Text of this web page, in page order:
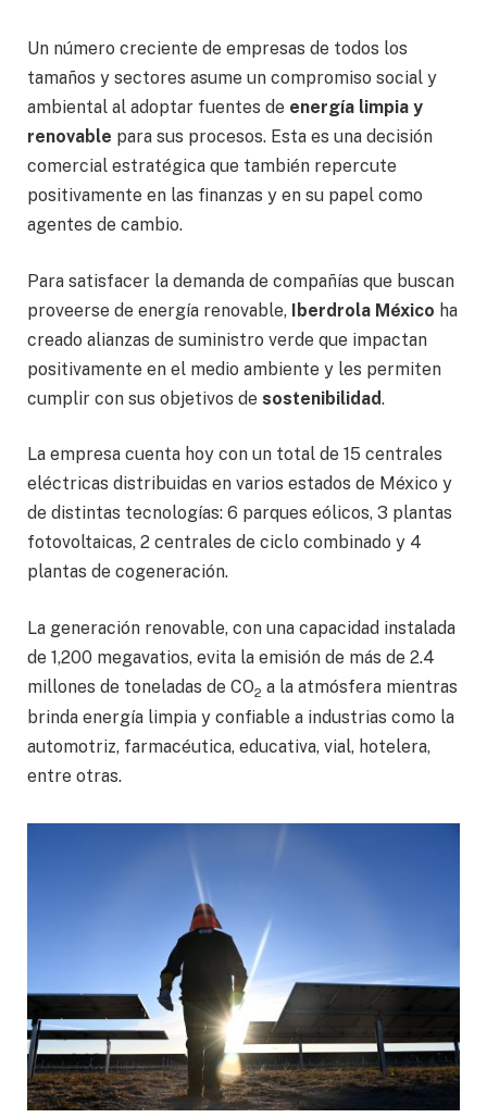
Un número creciente de empresas de todos los
tamaños y sectores asume un compromiso social y
ambiental al adoptar fuentes de energía limpia y
renovable para sus procesos. Esta es una decisión
comercial estratégica que también repercute
positivamente en las finanzas y en su papel como
agentes de cambio.
Para satisfacer la demanda de compañías que buscan
proveerse de energía renovable, Iberdrola México ha
creado alianzas de suministro verde que impactan
positivamente en el medio ambiente y les permiten
cumplir con sus objetivos de sostenibilidad.
La empresa cuenta hoy con un total de 15 centrales
eléctricas distribuidas en varios estados de México y
de distintas tecnologías: 6 parques eólicos, 3 plantas
fotovoltaicas, 2 centrales de ciclo combinado y 4
plantas de cogeneración.
La generación renovable, con una capacidad instalada
de 1,200 megavatios, evita la emisión de más de 2.4
millones de toneladas de CO2 a la atmósfera mientras
brinda energía limpia y confiable a industrias como la
automotriz, farmacéutica, educativa, vial, hotelera,
entre otras.